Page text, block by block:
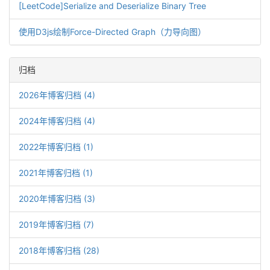
[LeetCode]Serialize and Deserialize Binary Tree
使用D3js绘制Force-Directed Graph（力导向图）
归档
2026年博客归档 (4)
2024年博客归档 (4)
2022年博客归档 (1)
2021年博客归档 (1)
2020年博客归档 (3)
2019年博客归档 (7)
2018年博客归档 (28)